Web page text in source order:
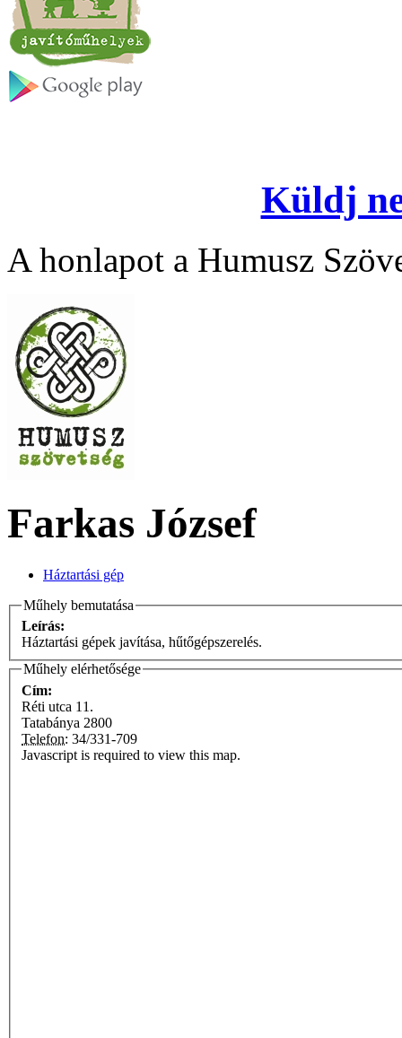
Küldj
A honlapot a Humusz
Farkas József
Háztartási gép
Műhely bemutatása
Leírás:
Háztartási gépek javítása, hűtőgépszerelés.
Műhely elérhetősége
Cím:
Réti utca 11.
Tatabánya 2800
Telefon: 34/331-709
Javascript is required to view this map.